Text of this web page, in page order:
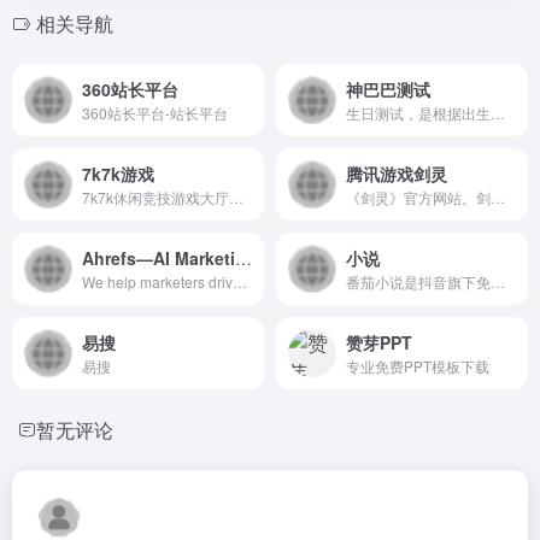
相关导航
360站长平台
360站长平台-站长平台
神巴巴测试
7k7k游戏 腾讯游戏剑灵
Ahrefs—AI Marketing Platform Powered by Big Data 小说
易搜
易搜
赞芽PPT
专业免费PPT模板下载
暂无评论